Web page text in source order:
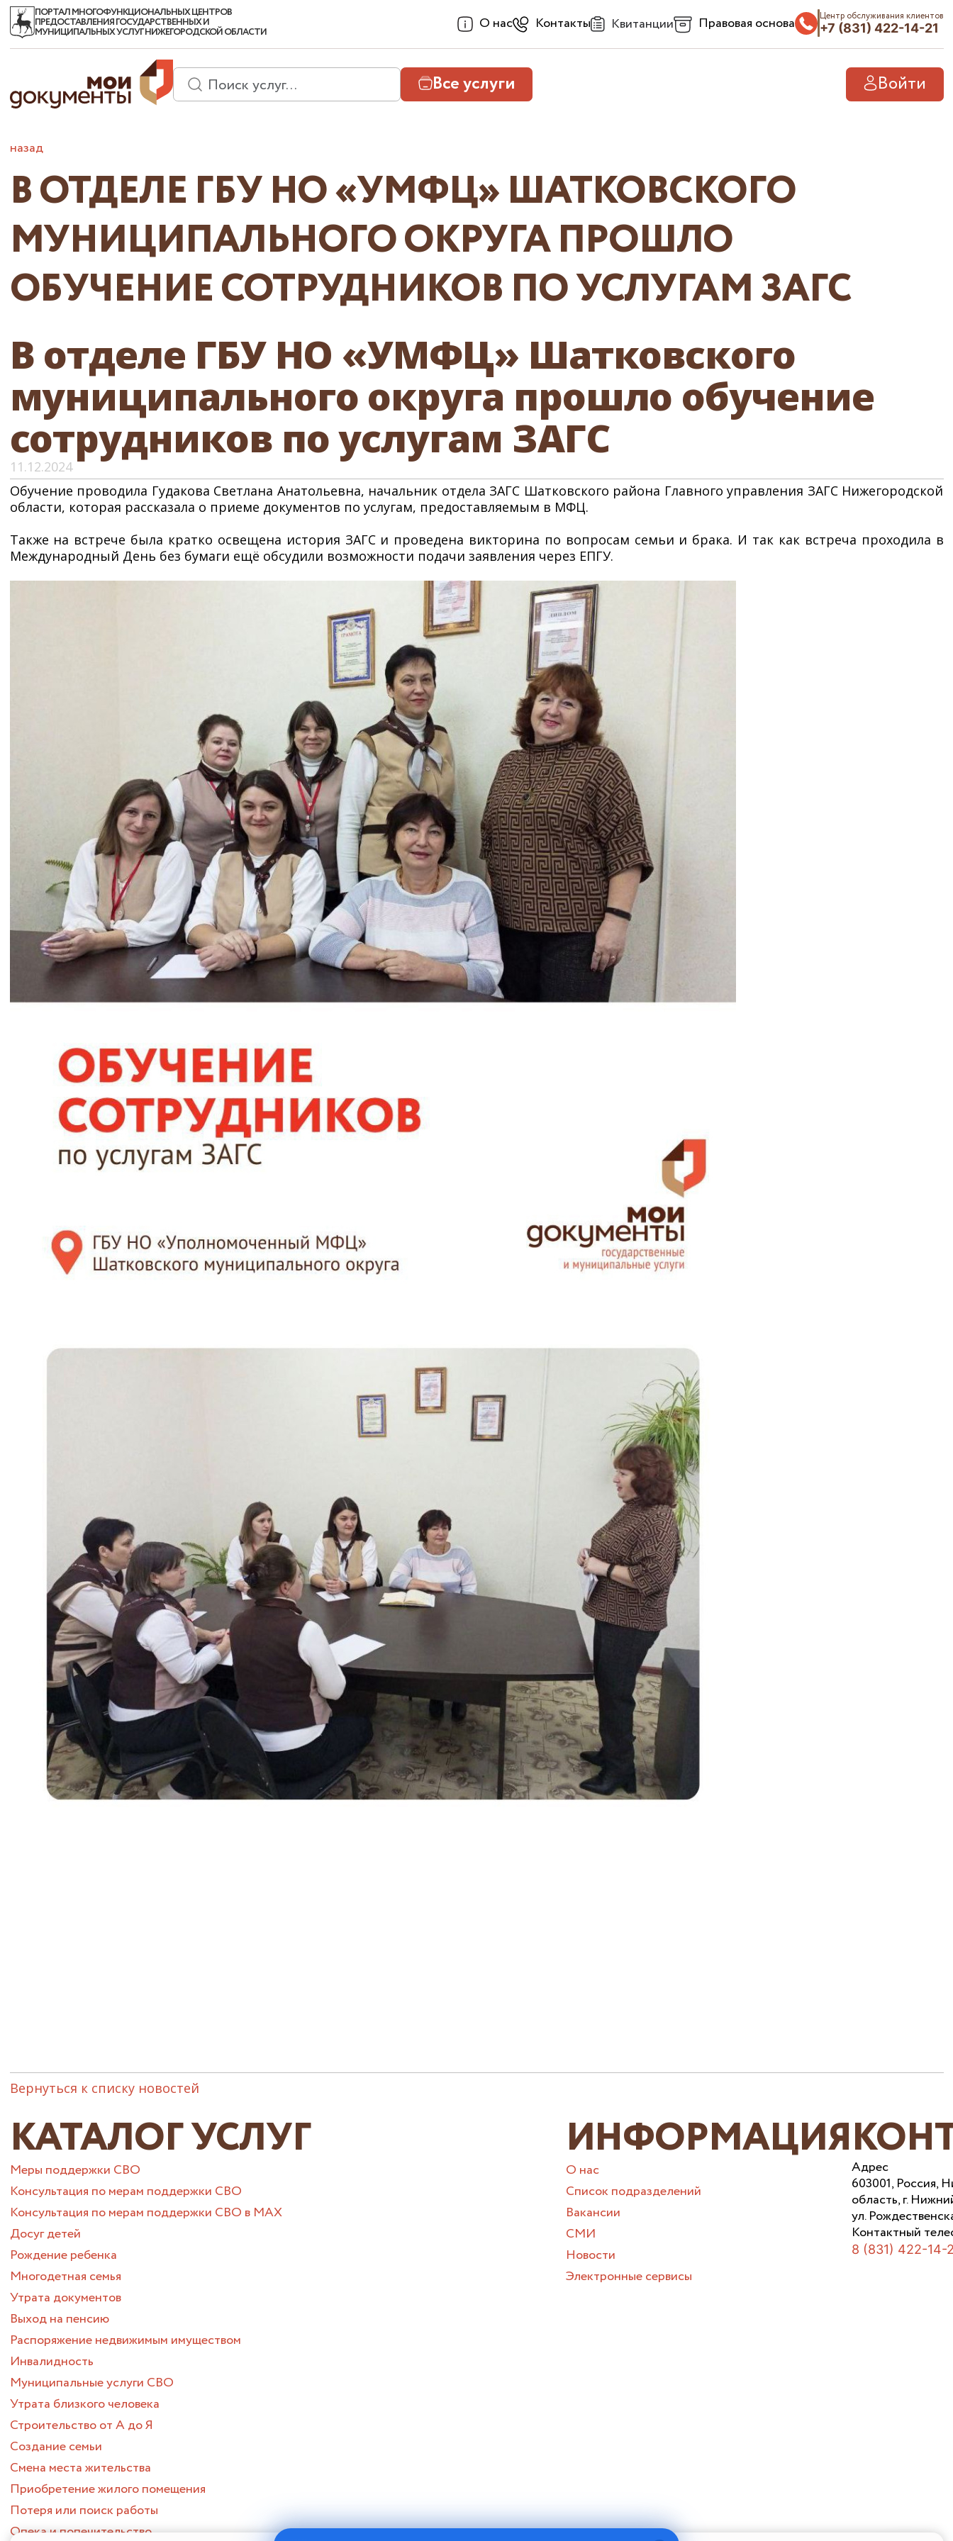
ПОРТАЛ МНОГОФУНКЦИОНАЛЬНЫХ ЦЕНТРОВ
ПРЕДОСТАВЛЕНИЯ ГОСУДАРСТВЕННЫХ И
МУНИЦИПАЛЬНЫХ УСЛУГ НИЖЕГОРОДСКОЙ ОБЛАСТИ О нас Контакты Квитанции Правовая основа Центр обслуживания клиентов
+7 (831) 422-14-21
Все услуги Войти
назад
В ОТДЕЛЕ ГБУ НО «УМФЦ» ШАТКОВСКОГО
МУНИЦИПАЛЬНОГО ОКРУГА ПРОШЛО
ОБУЧЕНИЕ СОТРУДНИКОВ ПО УСЛУГАМ ЗАГС
В отделе ГБУ НО «УМФЦ» Шатковского
муниципального округа прошло обучение
сотрудников по услугам ЗАГС
11.12.2024
Обучение проводила Гудакова Светлана Анатольевна, начальник отдела ЗАГС Шатковского района Главного управления ЗАГС Нижегородской
области, которая рассказала о приеме документов по услугам, предоставляемым в МФЦ.
Также на встрече была кратко освещена история ЗАГС и проведена викторина по вопросам семьи и брака. И так как встреча проходила в
Международный День без бумаги ещё обсудили возможности подачи заявления через ЕПГУ.
Вернуться к списку новостей
КАТАЛОГ УСЛУГ
Меры поддержки СВО
Консультация по мерам поддержки СВО
Консультация по мерам поддержки СВО в МАХ
Досуг детей
Рождение ребенка
Многодетная семья
Утрата документов
Выход на пенсию
Распоряжение недвижимым имуществом
Инвалидность
Муниципальные услуги СВО
Утрата близкого человека
Строительство от А до Я
Создание семьи
Смена места жительства
Приобретение жилого помещения
Потеря или поиск работы
Опека и попечительство
ИНФОРМАЦИЯ
О нас
Список подразделений
Вакансии
СМИ
Новости
Электронные сервисы
Адрес
603001, Россия,
область, г.
ул.
Контактный
8 (831) 422-14-